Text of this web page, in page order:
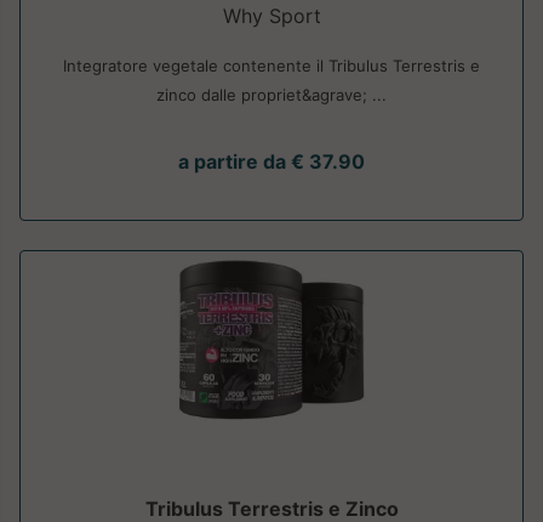
Why Sport
Integratore vegetale contenente il Tribulus Terrestris e
zinco dalle propriet&agrave; ...
a partire da € 37.90
Tribulus Terrestris e Zinco